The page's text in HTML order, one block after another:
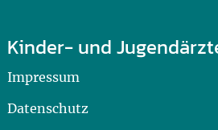
Kinder- und
Impressum
Datenschutz